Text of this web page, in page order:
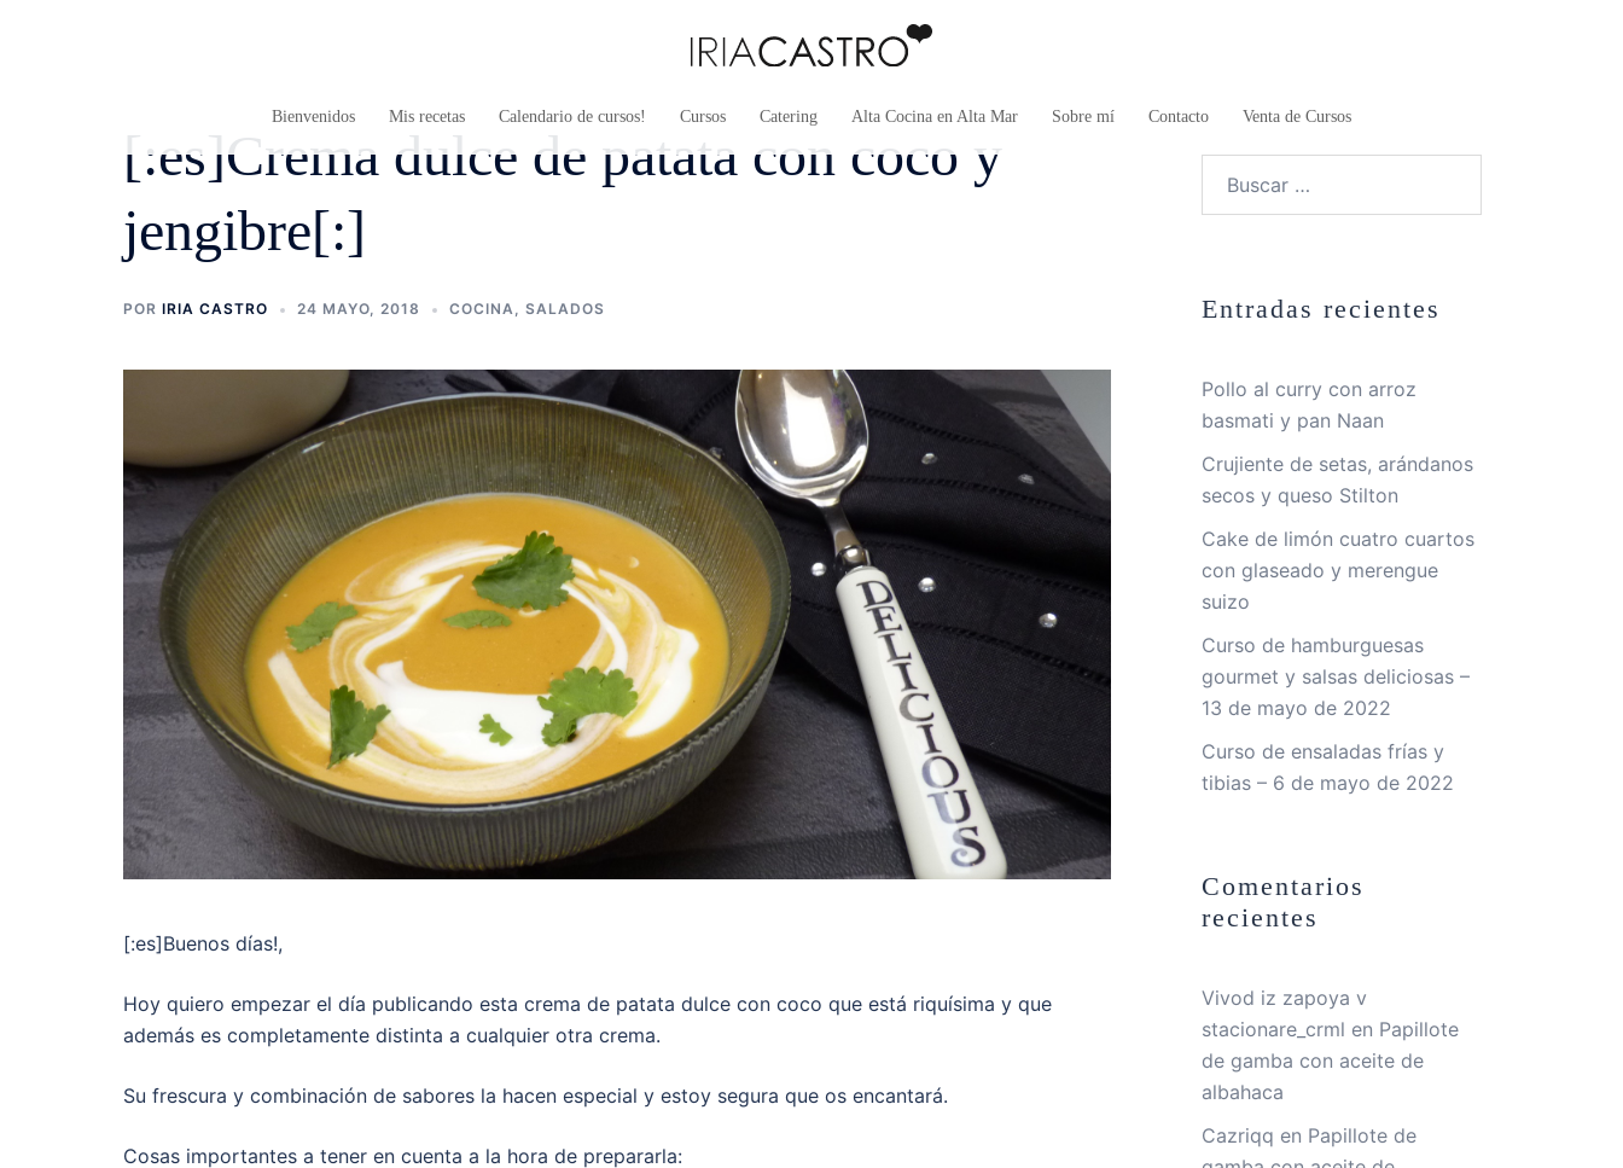
Bienvenidos Mis recetas Calendario de cursos! Cursos Catering Alta Cocina en Alta Mar Sobre mí Contacto Venta de Cursos
[:es]Crema dulce de patata con coco y
jengibre[:]
POR IRIA CASTRO 24 MAYO, 2018 COCINA, SALADOS
[:es]Buenos días!,
Hoy quiero empezar el día publicando esta crema de patata dulce con coco que está riquísima y que
además es completamente distinta a cualquier otra crema.
Su frescura y combinación de sabores la hacen especial y estoy segura que os encantará.
Cosas importantes a tener en cuenta a la hora de prepararla:
Entradas recientes
Pollo al curry con arroz
basmati y pan Naan
Crujiente de setas, arándanos
secos y queso Stilton
Cake de limón cuatro cuartos
con glaseado y merengue
suizo
Curso de hamburguesas
gourmet y salsas deliciosas –
13 de mayo de 2022
Curso de ensaladas frías y
tibias – 6 de mayo de 2022
Comentarios
recientes
Vivod iz zapoya v
stacionare_crml en Papillote
de gamba con aceite de
albahaca
Cazriqq en Papillote de